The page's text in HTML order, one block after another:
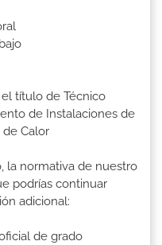
título de Técnico
de Instalaciones de
de Calor
la normativa de nuestro
podrías continuar
adicional:
de grado